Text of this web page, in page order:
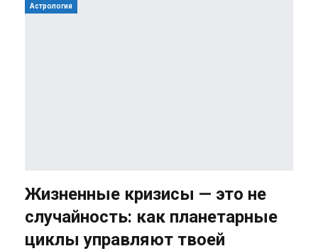
Астрология
Жизненные кризисы — это не
случайность: как планетарные
циклы управляют твоей